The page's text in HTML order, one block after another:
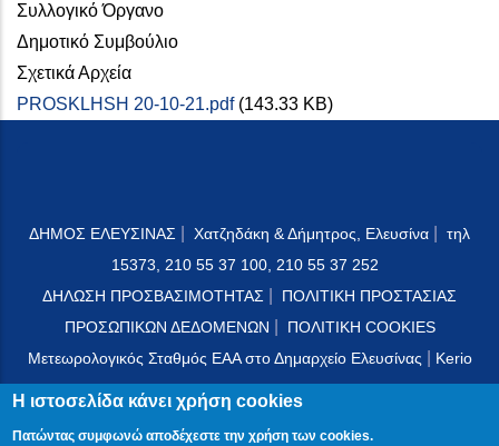
Συλλογικό Όργανο
Δημοτικό Συμβούλιο
Σχετικά Αρχεία
PROSKLHSH 20-10-21.pdf (143.33 KB)
ΔΗΜΟΣ ΕΛΕΥΣΙΝΑΣ Χατζηδάκη & Δήμητρος, Ελευσίνα
τηλ
15373, 210 55 37 100, 210 55 37 252
ΔΗΛΩΣΗ ΠΡΟΣΒΑΣΙΜΟΤΗΤΑΣ
ΠΟΛΙΤΙΚΗ ΠΡΟΣΤΑΣΙΑΣ
ΠΡΟΣΩΠΙΚΩΝ ΔΕΔΟΜΕΝΩΝ
ΠΟΛΙΤΙΚΗ COOKIES
Μετεωρολογικός Σταθμός ΕΑΑ στο Δημαρχείο Ελευσίνας
Kerio
Mail Server
Η ιστοσελίδα κάνει χρήση cookies
Πατώντας συμφωνώ αποδέχεστε την χρήση των cookies.